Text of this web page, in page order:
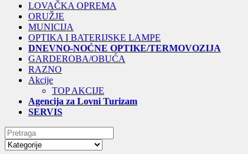
LOVAČKA OPREMA
ORUŽJE
MUNICIJA
OPTIKA I BATERIJSKE LAMPE
DNEVNO-NOĆNE OPTIKE/TERMOVOZIJA
GARDEROBA/OBUĆA
RAZNO
Akcije
TOP AKCIJE
Agencija za Lovni Turizam
SERVIS
Search
for: